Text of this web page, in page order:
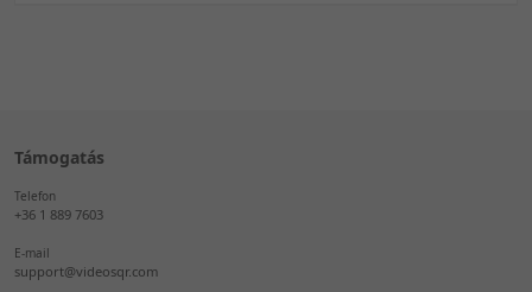
Támogatás
Telefon
+36 1 889 7603
E-mail
support@videosqr.com